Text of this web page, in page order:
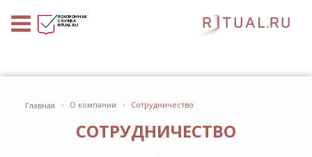
ПОХОРОННАЯ
СЛУЖБА
RITUAL.RU
Главная › О компании › Сотрудничество
СОТРУДНИЧЕСТВО